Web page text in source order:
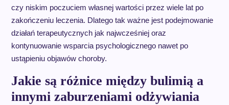
czy niskim poczuciem własnej wartości przez wiele lat po
zakończeniu leczenia. Dlatego tak ważne jest podejmowanie
działań terapeutycznych jak najwcześniej oraz
kontynuowanie wsparcia psychologicznego nawet po
ustąpieniu objawów choroby.
Jakie są różnice między bulimią a
innymi zaburzeniami odżywiania